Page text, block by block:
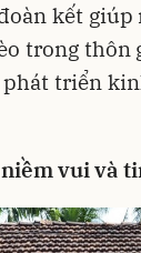
kết
trong thôn
triển
vui và